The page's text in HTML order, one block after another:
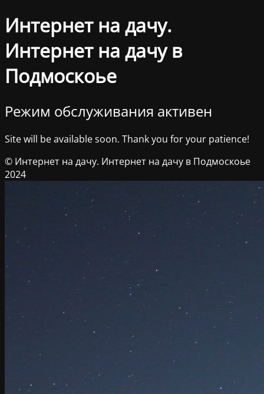
Интернет на дачу.
Интернет на дачу в
Подмоскоье
Режим обслуживания активен
Site will be available soon. Thank you for your patience!
© Интернет на дачу. Интернет на дачу в Подмоскоье
2024